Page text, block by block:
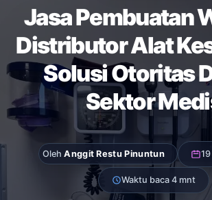
Jasa Pembuatan
Distributor Alat
Solusi Otoritas
Sektor
OlehAnggit Restu Pinuntun
Waktu baca 4 mnt